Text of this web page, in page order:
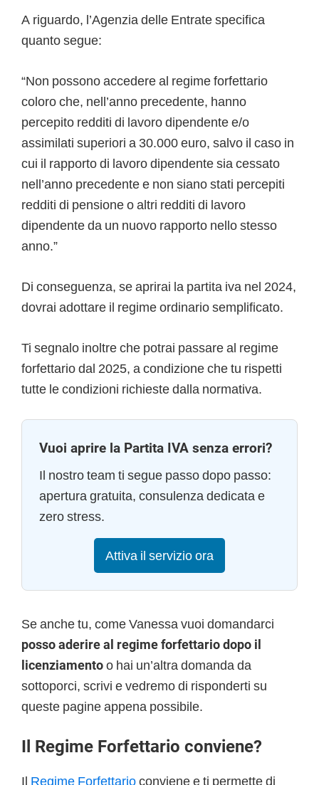
A riguardo, l’Agenzia delle Entrate specifica
quanto segue:
“Non possono accedere al regime forfettario
coloro che, nell’anno precedente, hanno
percepito redditi di lavoro dipendente e/o
assimilati superiori a 30.000 euro, salvo il caso in
cui il rapporto di lavoro dipendente sia cessato
nell’anno precedente e non siano stati percepiti
redditi di pensione o altri redditi di lavoro
dipendente da un nuovo rapporto nello stesso
anno.”
Di conseguenza, se aprirai la partita iva nel 2024,
dovrai adottare il regime ordinario semplificato.
Ti segnalo inoltre che potrai passare al regime
forfettario dal 2025, a condizione che tu rispetti
tutte le condizioni richieste dalla normativa.
Vuoi aprire la Partita IVA senza errori?
Il nostro team ti segue passo dopo passo:
apertura gratuita, consulenza dedicata e
zero stress.
Attiva il servizio ora
Se anche tu, come Vanessa vuoi domandarci
posso aderire al regime forfettario dopo il
licenziamentoo hai un’altra domanda da
sottoporci, scrivi e vedremo di risponderti su
queste pagine appena possibile.
Il Regime Forfettario conviene?
Il Regime Forfettarioconviene e ti permette di